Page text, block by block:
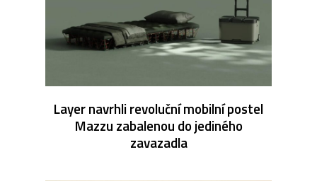
Layer navrhli revoluční mobilní postel
Mazzu zabalenou do jediného
zavazadla